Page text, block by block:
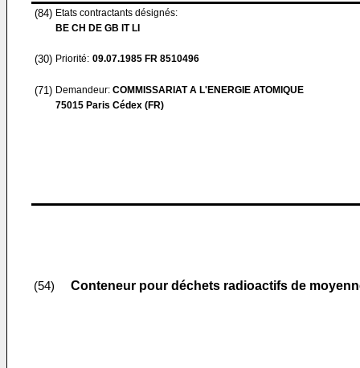
(84) Etats contractants désignés:
BE CH DE GB IT LI
(30) Priorité: 09.07.1985 FR 8510496
(71) Demandeur: COMMISSARIAT A L'ENERGIE ATOMIQUE
75015 Paris Cédex (FR)
(54) Conteneur pour déchets radioactifs de